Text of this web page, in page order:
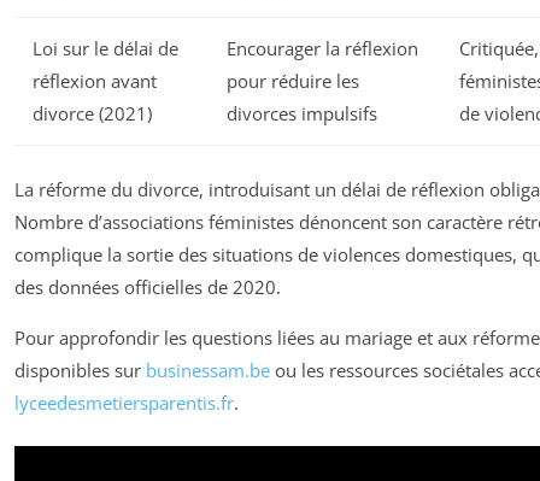
Loi sur le délai de
réflexion avant
divorce (2021)
Encourager la réflexion
pour réduire les
divorces impulsifs
de
La réforme du divorce, introduisant un délai de réflexion
Nombre d’associations féministes dénoncent son caractère
complique la sortie des situations de violences domestiques,
des données officielles de 2020.
Pour approfondir les questions liées au mariage et aux
disponibles sur businessam.be ou les ressources sociétales
lyceedesmetiersparentis.fr.